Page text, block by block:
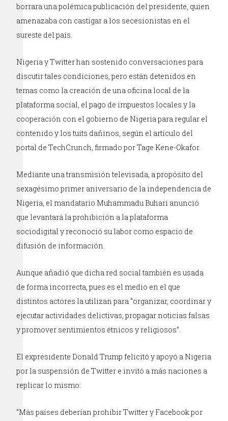
borrara una polémica publicación del presidente, quien
amenazaba con castigar a los secesionistas en el
sureste del país.
Nigeria y Twitter han sostenido conversaciones para
discutir tales condiciones, pero están detenidos en
temas como la creación de una oficina local de la
plataforma social, el pago de impuestos locales y la
cooperación con el gobierno de Nigeria para regular el
contenido y los tuits dañinos, según el artículo del
portal de TechCrunch, firmado por Tage Kene-Okafor.
Mediante una transmisión televisada, a propósito del
sexagésimo primer aniversario de la independencia de
Nigeria, el mandatario Muhammadu Buhari anunció
que levantará la prohibición a la plataforma
sociodigital y reconoció su labor como espacio de
difusión de información.
Aunque añadió que dicha red social también es usada
de forma incorrecta, pues es el medio en el que
distintos actores la utilizan para “organizar, coordinar y
ejecutar actividades delictivas, propagar noticias falsas
y promover sentimientos étnicos y religiosos”.
El expresidente Donald Trump felicitó y apoyó a Nigeria
por la suspensión de Twitter e invitó a más naciones a
replicar lo mismo:
“Más países deberían prohibir Twitter y Facebook por